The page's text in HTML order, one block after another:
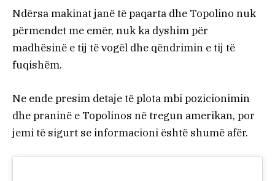
Ndërsa makinat janë të paqarta dhe Topolino nuk
përmendet me emër, nuk ka dyshim për
madhësinë e tij të vogël dhe qëndrimin e tij të
fuqishëm.
Ne ende presim detaje të plota mbi pozicionimin
dhe praninë e Topolinos në tregun amerikan, por
jemi të sigurt se informacioni është shumë afër.